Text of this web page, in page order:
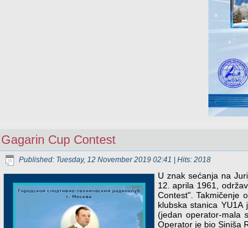
Gagarin Cup Contest
Published: Tuesday, 12 November 2019 02:41 | Hits: 2018
U znak sećanja na
12. aprila 1961,
Contest". Takmičenje
klubska stanica
(jedan operator-mala
Operator je bio Siniša